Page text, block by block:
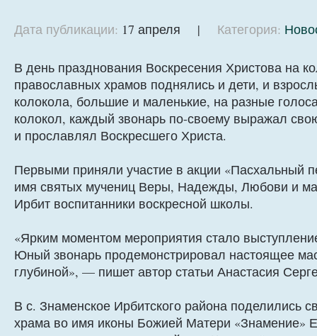
Дата публикации: 17 апреля | Категория:
В день празднования Воскресения Христова на
православных храмов поднялись и дети, и
колокола, большие и маленькие, на разные
колокол, каждый звонарь по-своему выражал
и прославлял Воскресшего Христа.
Первыми приняли участие в акции «Пасхальный
имя святых мучениц Веры, Надежды, Любови и
Ирбит воспитанники воскресной школы.
«Ярким моментом мероприятия стало
Юный звонарь продемонстрировал настоящее
глубиной», — пишет автор статьи Анастасия
В с. Знаменское Ирбитского района поделились
храма во имя иконы Божией Матери «Знамение»